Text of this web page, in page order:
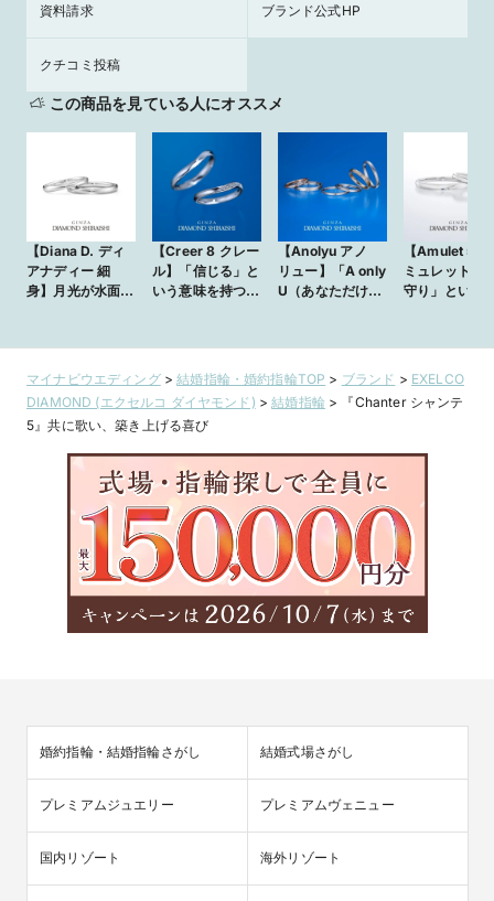
資料請求 ブランド公式HP
クチコミ投稿
この商品を見ている人にオススメ
【Diana D. ディ
アナディー 細
身】月光が水面に
【Creer 8 クレー
ル】「信じる」と
いう意味を持つマ
【Anolyu アノ
リュー】「A only
U（あなただけの
マリッジリング
【Amulet 5 ア
ミュレット】
守り」という
マイナビウエディング>結婚指輪・婚約指輪TOP > ブランド > EXELCO
DIAMOND (エクセルコ ダイヤモンド) >結婚指輪 >
『Chanter シャンテ
5』共に歌い、築き上げる喜び
婚約指輪・結婚指輪さがし 結婚式場さがし
プレミアムジュエリー プレミアムヴェニュー
国内リゾート 海外リゾート